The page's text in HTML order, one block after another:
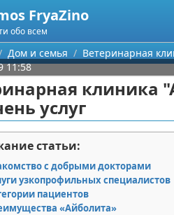
FryaZino
обо всем
и ремонт
Дом и семья
Ветеринарная
11:58
клиника
услуг
статьи:
с добрыми докторами
узкопрофильных специалистов
пациентов
«Айболита»